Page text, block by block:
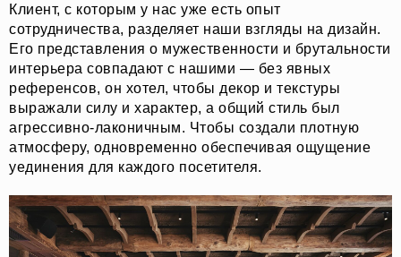
Клиент, с которым у нас уже есть опыт
сотрудничества, разделяет наши взгляды на дизайн.
Его представления о мужественности и брутальности
интерьера совпадают с нашими — без явных
референсов, он хотел, чтобы декор и текстуры
выражали силу и характер, а общий стиль был
агрессивно-лаконичным. Чтобы создали плотную
атмосферу, одновременно обеспечивая ощущение
уединения для каждого посетителя.